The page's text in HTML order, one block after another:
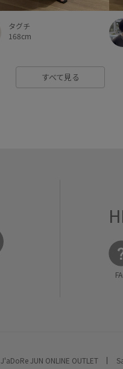
タグチ
168cm
すべて見る
J'aDoRe JUN ONLINE OUTLET